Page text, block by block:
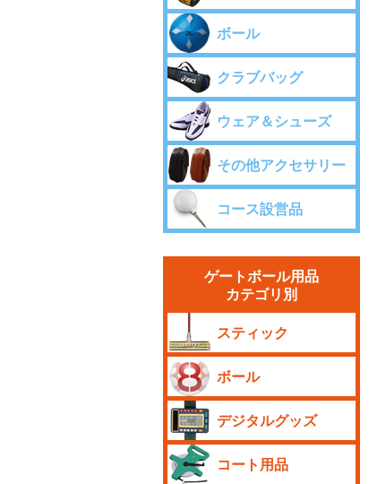
ボール
クラブバッグ
ウェア＆シューズ
その他アクセサリー
コース設営品
ゲートボール用品
カテゴリ別
スティック
ボール
デジタルグッズ
コート用品